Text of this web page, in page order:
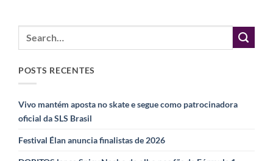
POSTS RECENTES
Vivo mantém aposta no skate e segue como patrocinadora
oficial da SLS Brasil
Festival Élan anuncia finalistas de 2026